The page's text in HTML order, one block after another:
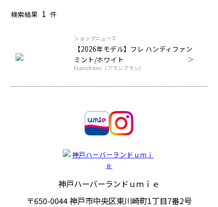
検索結果 1 件
ショップニュース
【2026年モデル】フレ ハンディファン
ミント/ホワイト
Francfranc（フランフラン）
神戸ハーバーランドｕｍｉｅ
〒650-0044神戸市中央区東川崎町1丁目7番2号